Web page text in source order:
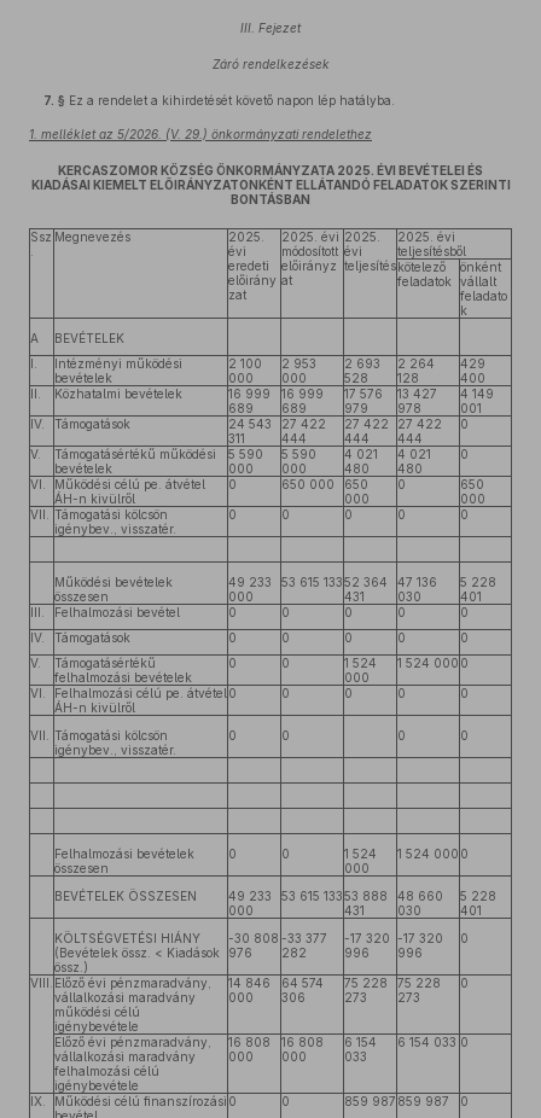
III. Fejezet
Záró rendelkezések
7. § Ez a rendelet a kihirdetését követő napon lép hatályba.
1. melléklet az 5/2026. (V. 29.) önkormányzati rendelethez
KERCASZOMOR KÖZSÉG ÖNKORMÁNYZATA 2025. ÉVI BEVÉTELEI ÉS
KIADÁSAI KIEMELT ELŐIRÁNYZATONKÉNT ELLÁTANDÓ FELADATOK SZERINTI
BONTÁSBAN
Ssz Megnevezés
2025.
évi
eredeti
előirány
zat
2025. évi
módosított
előirányz
at
2025.
évi
teljesítés
2025. évi
teljesítésből
kötelező
feladatok
önként
vállalt
feladato
k
A
BEVÉTELEK
I.
Intézményi működési
bevételek
2 100
000
2 953
000
2 693
528
2 264
128
429
400
II.
Közhatalmi bevételek
16 999
689
16 999
689
17 576
979
13 427
978
4 149
001
IV.
Támogatások
24 543
311
27 422
444
27 422
444
27 422
444
0
V.
Támogatásértékű működési
bevételek
5 590
000
5 590
000
4 021
480
4 021
480
0
VI.
Működési célú pe. átvétel
ÁH-n kivülről
0 650 000
650
000
0
650
000
VII.
Támogatási kölcsön
igénybev., visszatér.
0 0 0 0 0
Működési bevételek
összesen
49 233
000
53 615 13352 364
431
47 136
030
5 228
401
III.
Felhalmozási bevétel 0 0 0 0
0
IV.
Támogatások 0 0 0 0
0
V.
Támogatásértékű
felhalmozási bevételek
0 0
1 524
000
1 524 000 0
VI.
Felhalmozási célú pe. átvétel
ÁH-n kivülről
0 0 0 0 0
VII.
Támogatási kölcsön
igénybev., visszatér.
0 0 0 0
Felhalmozási bevételek
összesen
0 0
1 524
000
1 524 000 0
BEVÉTELEK ÖSSZESEN
49 233
000
53 615 13353 888
431
48 660
030
5 228
401
KÖLTSÉGVETÉSI HIÁNY
(Bevételek össz. < Kiadások
össz.)
-30 808
976
-33 377
282
-17 320
996
-17 320
996
0
VIII. Előző évi pénzmaradvány,
vállalkozási maradvány
működési célú
igénybevétele
14 846
000
64 574
306
75 228
273
75 228
273
0
Előző évi pénzmaradvány,
vállalkozási maradvány
felhalmozási célú
igénybevétele
16 808
000
16 808
000
6 154
033
6 154 033 0
IX.
Működési célú finanszírozási 0 0 859 987 859 987 0